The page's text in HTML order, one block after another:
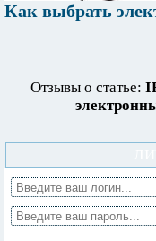
Как выбрать
Отзывы о статье: